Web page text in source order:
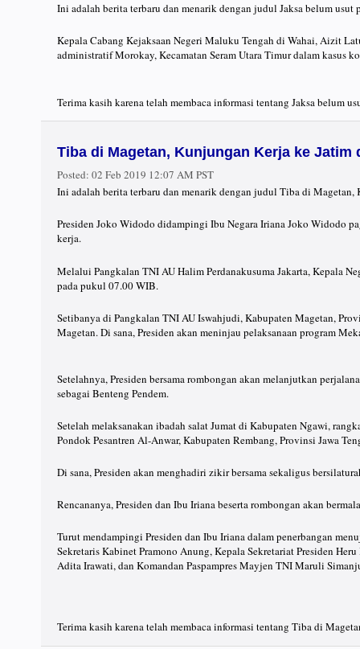
Ini adalah berita terbaru dan menarik dengan judul Jaksa belum
Kepala Cabang Kejaksaan Negeri Maluku Tengah di Wahai, Aizit
administratif Morokay, Kecamatan Seram Utara Timur dalam kasus
Terima kasih karena telah membaca informasi tentang Jaksa belum
Tiba di Magetan, Kunjungan Kerja ke Jatim
Posted: 02 Feb 2019 12:07 AM PST
Ini adalah berita terbaru dan menarik dengan judul Tiba di
Presiden Joko Widodo didampingi Ibu Negara Iriana Joko Widodo
kerja.
Melalui Pangkalan TNI AU Halim Perdanakusuma Jakarta, Kepala
pada pukul 07.00 WIB.
Setibanya di Pangkalan TNI AU Iswahjudi, Kabupaten Magetan,
Magetan. Di sana, Presiden akan meninjau pelaksanaan program
Setelahnya, Presiden bersama rombongan akan melanjutkan
sebagai Benteng Pendem.
Setelah melaksanakan ibadah salat Jumat di Kabupaten Ngawi,
Pondok Pesantren Al-Anwar, Kabupaten Rembang, Provinsi Jawa
Di sana, Presiden akan menghadiri zikir bersama sekaligus
Rencananya, Presiden dan Ibu Iriana beserta rombongan akan
Turut mendampingi Presiden dan Ibu Iriana dalam penerbangan
Sekretaris Kabinet Pramono Anung, Kepala Sekretariat Presiden
Adita Irawati, dan Komandan Paspampres Mayjen TNI Maruli
Terima kasih karena telah membaca informasi tentang Tiba di